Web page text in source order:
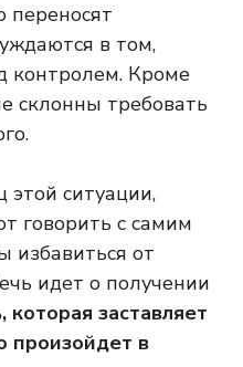
переносят
в том,
контролем. Кроме
склонны требовать
ситуации,
говорить с самим
избавиться от
идет о получении
заставляет
произойдет в